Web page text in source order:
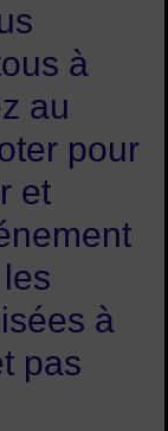
à
au
pour
et
à
pas